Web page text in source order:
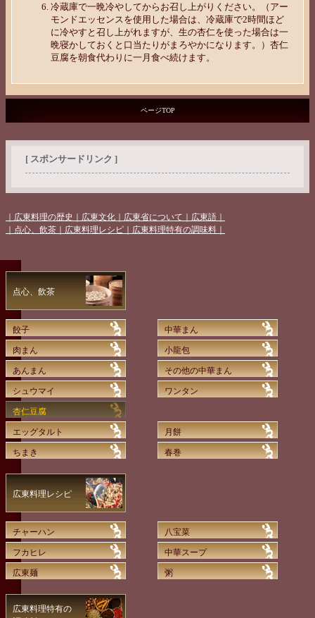
冷蔵庫で一晩冷やしてからお召し上がりください。（アー
モンドエッセンスを使用した場合は、冷蔵庫で2時間ほど
に冷やすと召し上がれますが、生の杏仁を使った場合は一
晩寝かしておくと口当たりがまろやかになります。）杏仁
豆腐を朝食代わりに一月食べ続けます。
ページTOP
[ スポンサードリンク ]
｜広東料理の歴史 ｜広東文化 ｜広東省について ｜広東語｜
｜点心、飲茶 ｜広東料理レシピ ｜広東料理特有の調味料｜
点心、飲茶
餃子 中華まん
肉まん 小龍包
あんまん その他の中華まん
シュウマイ ワンタン
杏仁豆腐
エッグタルト 月餅
ちまき 春巻
広東料理レシピ
チャーハン 八宝菜
フカヒレ 中華スープ
広東麺 粥
広東料理特有の